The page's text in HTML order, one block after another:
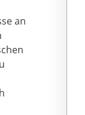
an